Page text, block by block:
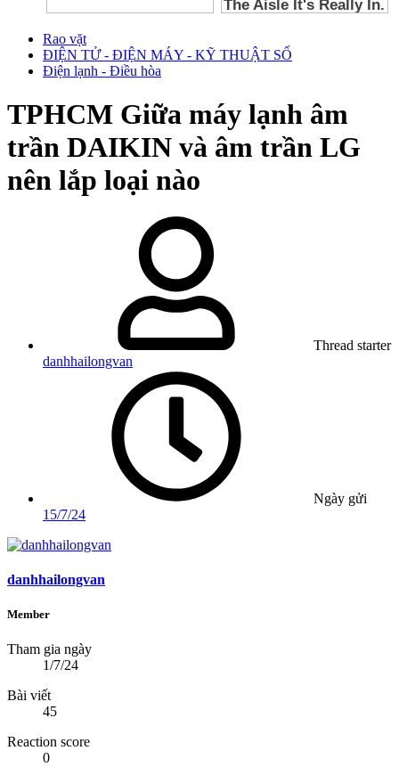
Rao vặt
ĐIỆN TỬ - ĐIỆN MÁY - KỸ THUẬT SỐ
Điện lạnh - Điều hòa
TPHCM Giữa máy lạnh âm
trần DAIKIN và âm trần LG
nên lắp loại nào
Thread starter
danhhailongvan
Ngày gửi
15/7/24
danhhailongvan
Member
Tham gia ngày
1/7/24
Bài viết
45
Reaction score
0